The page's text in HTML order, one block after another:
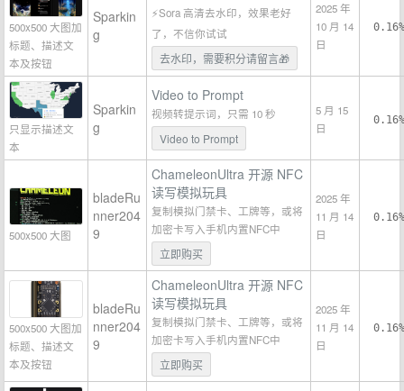
500x500 大图加
标题、描述文
本及按钮
Sparkin
g
⚡Sora 高清去水印，效果老好
了，不信你试试
去水印，需要积分请留言🎁
2025 年
10 月 14
日
0.16%
只显示描述文
本
Sparkin
g
Video to Prompt
视频转提示词，只需 10 秒
Video to Prompt
5 月 15
日
0.16%
500x500 大图
bladeRu
nner204
9
ChameleonUltra 开源 NFC
读写模拟玩具
复制模拟门禁卡、工牌等，或将
加密卡写入手机内置NFC中
立即购买
2025 年
11 月 14
日
0.16%
500x500 大图加
标题、描述文
本及按钮
bladeRu
nner204
9
ChameleonUltra 开源 NFC
读写模拟玩具
复制模拟门禁卡、工牌等，或将
加密卡写入手机内置NFC中
立即购买
2025 年
11 月 14
日
0.16%